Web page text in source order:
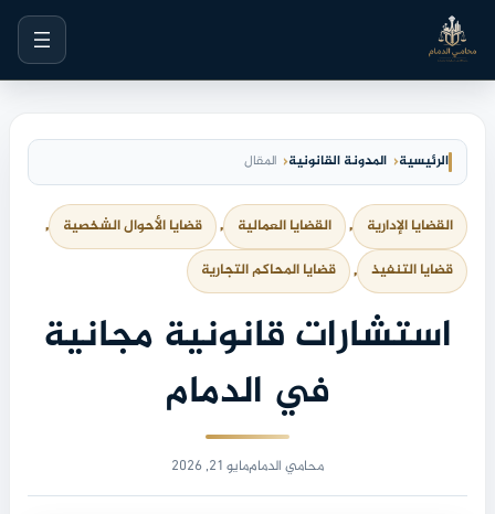
تخطى
إلى
المحتوى
الرئيسية المدونة القانونية المقال
القضايا الإدارية , القضايا العمالية , قضايا الأحوال الشخصية
,
قضايا التنفيذ , قضايا المحاكم التجارية
استشارات قانونية مجانية
في الدمام
محامي الدماممايو 21, 2026